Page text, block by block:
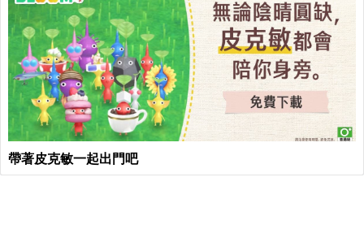
帶著皮克敏一起出門吧